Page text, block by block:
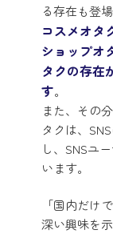
る存在も登場
コスメオタ
ショップオ
タクの存在
す。
また、その
タクは、
し、SNSユ
います。
「国内だけ
深い興味を